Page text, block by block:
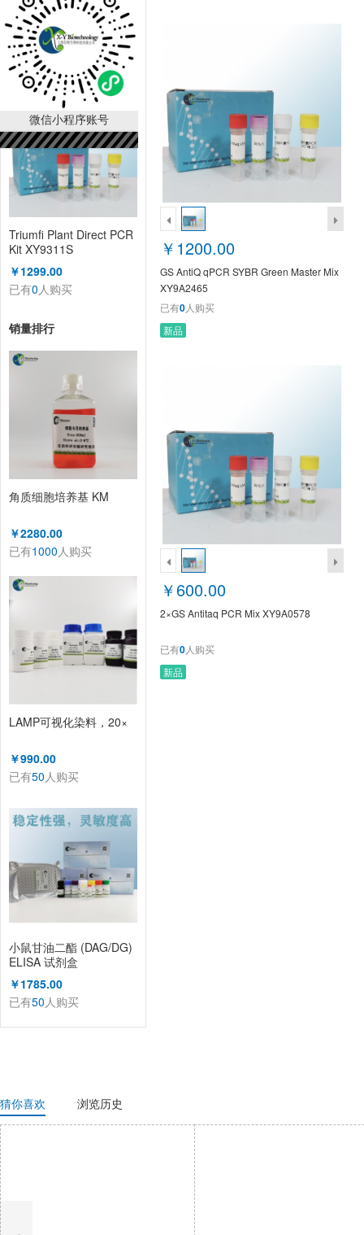
微信小程序账号
UnionScript First-strand
cDNA Synthesis Mix for
qPCR(with dsDNase)
XY9A2363
￥1890.00
已有 0人购买
Triumfi Plant Direct PCR
Kit XY9311S
￥1299.00
已有0人购买
销量排行
角质细胞培养基 KM
￥2280.00
已有1000人购买
LAMP可视化染料，20×
￥990.00
已有50人购买
小鼠甘油二酯 (DAG/DG)
ELISA 试剂盒
￥1785.00
已有50人购买
￥1200.00
GS AntiQ qPCR SYBR Green Master Mix
XY9A2465
已有0人购买
新品
￥600.00
2×GS Antitaq PCR Mix XY9A0578
已有0人购买
新品
猜你喜欢 浏览历史